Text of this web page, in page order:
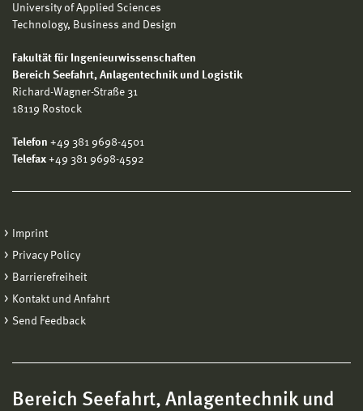
University of Applied Sciences
Technology, Business and Design
Fakultät für Ingenieurwissenschaften
Bereich Seefahrt, Anlagentechnik und Logistik
Richard-Wagner-Straße 31
18119 Rostock
Telefon +49 381 9698-4501
Telefax +49 381 9698-4592
Imprint
Privacy Policy
Barrierefreiheit
Kontakt und Anfahrt
Send Feedback
Bereich Seefahrt, Anlagentechnik und